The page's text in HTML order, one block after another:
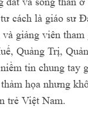
cách là giáo sư
và giảng viên
Quảng Trị,
tin chung tay
họa nhưng
trẻ Việt Nam.